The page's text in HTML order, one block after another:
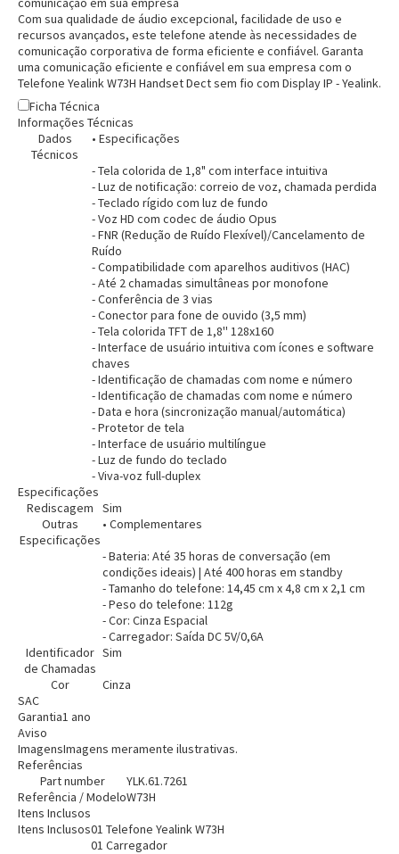
Entrega Flash
Entendi
Cartão de crédito
Pagamento via Pix
Entendi
Retire na Loja
Entendi
Com sua qualidade de áudio excepcional, facilidade de uso e
recursos avançados, este telefone atende às necessidades de
comunicação corporativa de forma eficiente e confiável. Garanta
uma comunicação eficiente e confiável em sua empresa com o
Telefone Yealink W73H Handset Dect sem fio com Display IP - Yealink.
Ficha Técnica
Informações Técnicas
Dados
Técnicos
• Especificações
- Tela colorida de 1,8" com interface intuitiva
- Luz de notificação: correio de voz, chamada perdida
- Teclado rígido com luz de fundo
- Voz HD com codec de áudio Opus
- FNR (Redução de Ruído Flexível)/Cancelamento de
Ruído
- Compatibilidade com aparelhos auditivos (HAC)
- Até 2 chamadas simultâneas por monofone
- Conferência de 3 vias
- Conector para fone de ouvido (3,5 mm)
- Tela colorida TFT de 1,8'' 128x160
- Interface de usuário intuitiva com ícones e software
chaves
- Identificação de chamadas com nome e número
- Identificação de chamadas com nome e número
- Data e hora (sincronização manual/automática)
- Protetor de tela
- Interface de usuário multilíngue
- Luz de fundo do teclado
- Viva-voz full-duplex
Especificações
Rediscagem
Sim
Outras
Especificações
• Complementares
- Bateria: Até 35 horas de conversação (em
condições ideais) | Até 400 horas em standby
- Tamanho do telefone: 14,45 cm x 4,8 cm x 2,1 cm
- Peso do telefone: 112g
- Cor: Cinza Espacial
- Carregador: Saída DC 5V/0,6A
Identificador
de Chamadas
Sim
Cor
Cinza
SAC
Garantia1 ano
Aviso
ImagensImagens meramente ilustrativas.
Referências
Part number
YLK.61.7261
Referência / ModeloW73H
Itens Inclusos
Itens Inclusos01 Telefone Yealink W73H
01 Carregador